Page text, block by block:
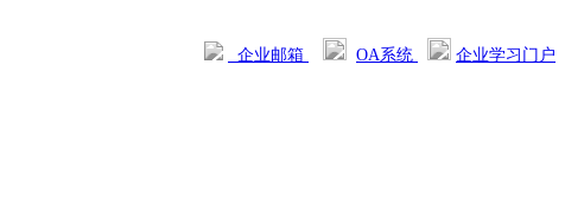
企业邮箱 OA系统 企业学习门户